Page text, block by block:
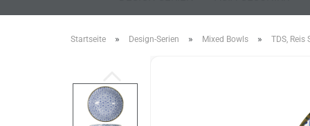
Startseite » Design-Serien » Mixed Bowls » TDS,